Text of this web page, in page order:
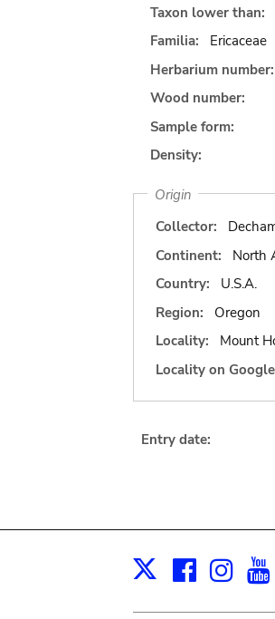
Taxon lower than:
Familia:
Ericaceae
Herbarium number:
Wood number:
Sample form:
Density:
Origin
Collector:
Continent:
North
Country:
U.S.A.
Region:
Oregon
Locality:
Mount
Locality on
Entry date:
X